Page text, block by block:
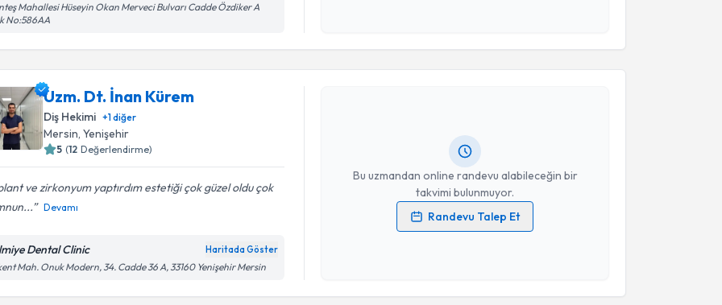
Mahallesi Hüseyin Okan Merveci Bulvarı Cadde Özdiker A
No:586AA
Uzm. Dt. İnan Kürem
Diş Hekimi +1diğer
Mersin, Yenişehir
5 (12 Değerlendirme)
ve zirkonyum yaptırdım estetiği çok güzel oldu çok
Devamı
Dental Clinic Haritada Göster
Mah. Onuk Modern, 34. Cadde 36 A, 33160 Yenişehir Mersin
Bu uzmandan online randevu alabileceğin bir
takvimi bulunmuyor.
Randevu Talep Et
Randevu Takvimi Talebi
Uzm. Dt. İnan Kürem
Kişisel verilerimin işlenmesine ilişkinAydınlatma Metni
Randevu Takvimi Talebi